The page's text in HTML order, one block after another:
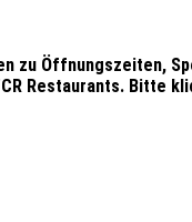
zu Öffnungszeiten,
Restaurants. Bitte